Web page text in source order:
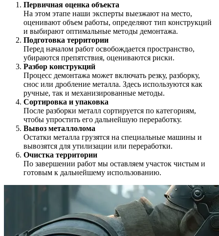
Первичная оценка объекта
На этом этапе наши эксперты выезжают на место,
оценивают объем работы, определяют тип конструкций
и выбирают оптимальные методы демонтажа.
Подготовка территории
Перед началом работ освобождается пространство,
убираются препятствия, оцениваются риски.
Разбор конструкций
Процесс демонтажа может включать резку, разборку,
снос или дробление металла. Здесь используются как
ручные, так и механизированные методы.
Сортировка и упаковка
После разборки металл сортируется по категориям,
чтобы упростить его дальнейшую переработку.
Вывоз металлолома
Остатки металла грузятся на специальные машины и
вывозятся для утилизации или переработки.
Очистка территории
По завершении работ мы оставляем участок чистым и
готовым к дальнейшему использованию.